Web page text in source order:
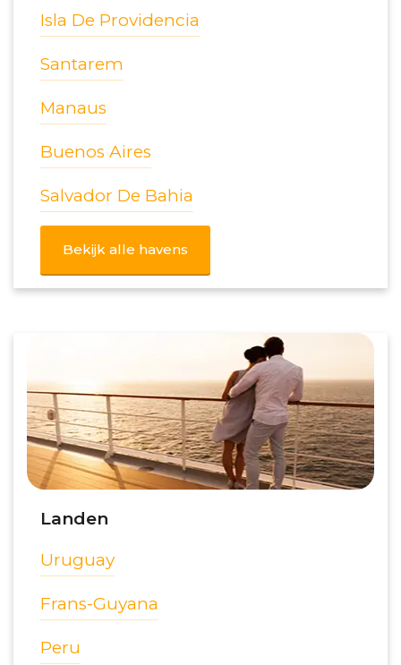
Isla De Providencia
Santarem
Manaus
Buenos Aires
Salvador De Bahia
Bekijk alle havens
Landen
Uruguay
Frans-Guyana
Peru